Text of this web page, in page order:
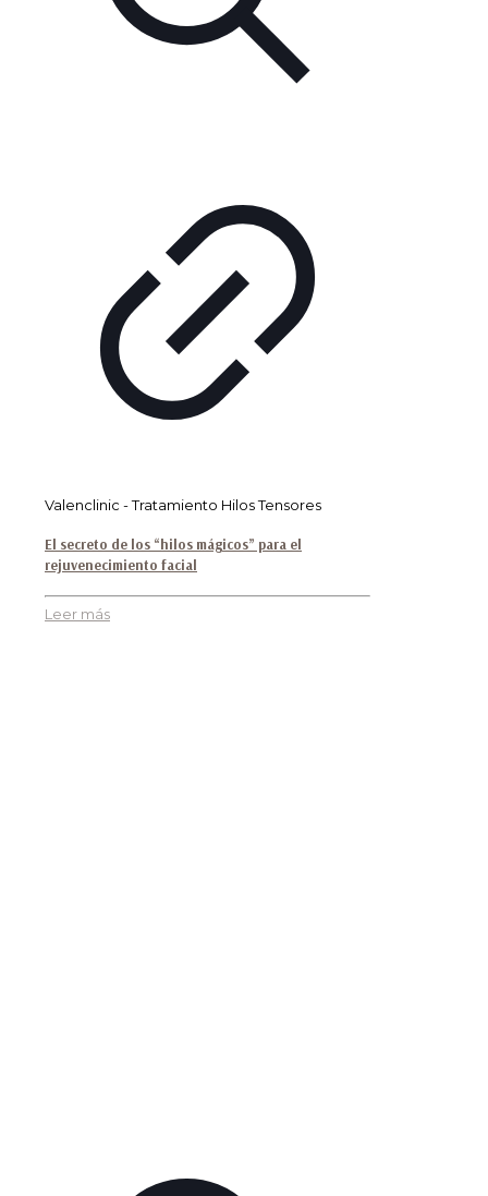
Valenclinic - Tratamiento Hilos Tensores
El secreto de los “hilos mágicos” para el
rejuvenecimiento facial
Leer más